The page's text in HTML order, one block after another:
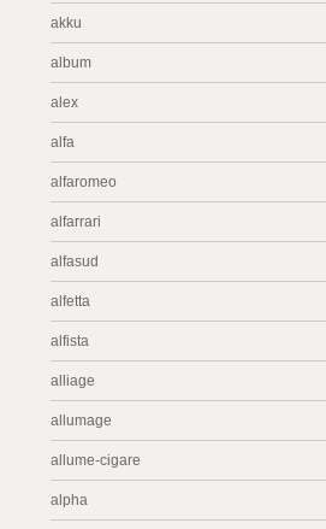
akku
album
alex
alfa
alfaromeo
alfarrari
alfasud
alfetta
alfista
alliage
allumage
allume-cigare
alpha